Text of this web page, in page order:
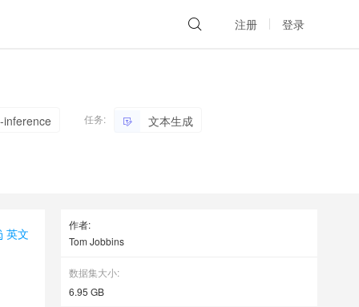
注册 登录
inference 任务: 文本生成
英文
作者:
Tom Jobbins
数据集大小:
6.95 GB